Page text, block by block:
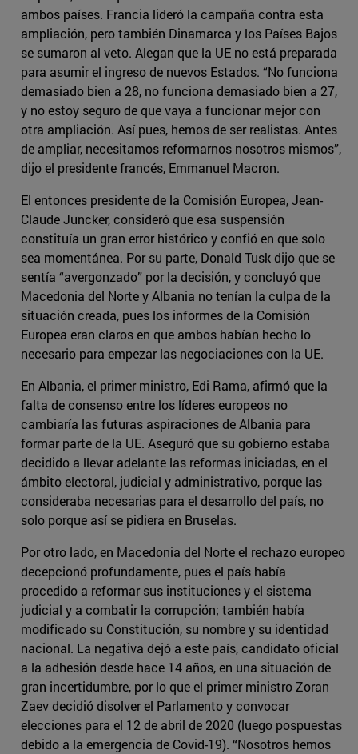
ambos países. Francia lideró la campaña contra esta
ampliación, pero también Dinamarca y los Países Bajos
se sumaron al veto. Alegan que la UE no está preparada
para asumir el ingreso de nuevos Estados. “No funciona
demasiado bien a 28, no funciona demasiado bien a 27,
y no estoy seguro de que vaya a funcionar mejor con
otra ampliación. Así pues, hemos de ser realistas. Antes
de ampliar, necesitamos reformarnos nosotros mismos”,
dijo el presidente francés, Emmanuel Macron.
El entonces presidente de la Comisión Europea, Jean-
Claude Juncker, consideró que esa suspensión
constituía un gran error histórico y confió en que solo
sea momentánea. Por su parte, Donald Tusk dijo que se
sentía “avergonzado” por la decisión, y concluyó que
Macedonia del Norte y Albania no tenían la culpa de la
situación creada, pues los informes de la Comisión
Europea eran claros en que ambos habían hecho lo
necesario para empezar las negociaciones con la UE.
En Albania, el primer ministro, Edi Rama, afirmó que la
falta de consenso entre los líderes europeos no
cambiaría las futuras aspiraciones de Albania para
formar parte de la UE. Aseguró que su gobierno estaba
decidido a llevar adelante las reformas iniciadas, en el
ámbito electoral, judicial y administrativo, porque las
consideraba necesarias para el desarrollo del país, no
solo porque así se pidiera en Bruselas.
Por otro lado, en Macedonia del Norte el rechazo europeo
decepcionó profundamente, pues el país había
procedido a reformar sus instituciones y el sistema
judicial y a combatir la corrupción; también había
modificado su Constitución, su nombre y su identidad
nacional. La negativa dejó a este país, candidato oficial
a la adhesión desde hace 14 años, en una situación de
gran incertidumbre, por lo que el primer ministro Zoran
Zaev decidió disolver el Parlamento y convocar
elecciones para el 12 de abril de 2020 (luego pospuestas
debido a la emergencia de Covid-19). “Nosotros hemos